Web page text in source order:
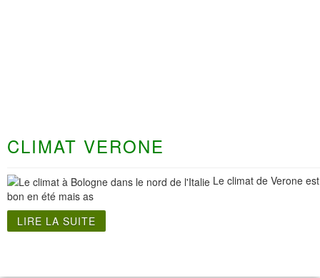
CLIMAT VERONE
Le climat de Verone est
bon en été mais as
LIRE LA SUITE